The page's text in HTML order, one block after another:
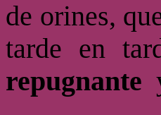
de orines,
tarde en
repugnante